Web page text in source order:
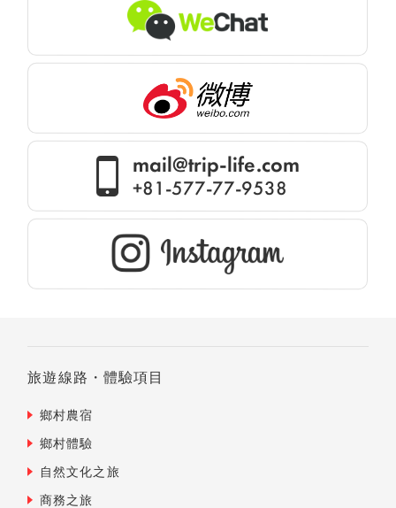
mail@trip-life.com
+81-577-77-9538
旅遊線路・體驗項目
鄉村農宿
鄉村體驗
自然文化之旅
商務之旅